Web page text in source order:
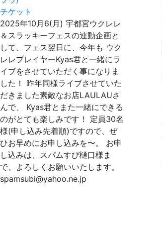
チケット
2025年10月6(月) 宇都宮ウクレレ
＆スラッキーフェスの連動企画と
して、フェス翌日に、今年も ウク
レレプレイヤーKyas君と一緒にラ
イブをさせていただく事になりま
した！ 昨年同様ライブさせていた
だきました素敵なお店LAULAUさ
んで、 Kyas君とまた一緒にできる
のがとても楽しみです！ 定員30名
様(申し込み先着順)ですので、ぜ
ひお早めにお申し込みを〜。 お申
し込みは、スパムすび樋口様ま
で、よろしくお願いいたします。
spamsubi@yahoo.ne.jp